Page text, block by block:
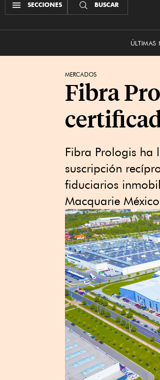
SECCIONES BUSCAR
ÚLTIMAS
MERCADOS
Fibra
Fibra Prologis ⁠ha
‌suscripción
fiduciarios
Macquarie